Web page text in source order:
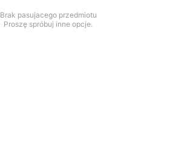
Brak pasujacego przedmiotu
Proszę spróbuj inne opcje.